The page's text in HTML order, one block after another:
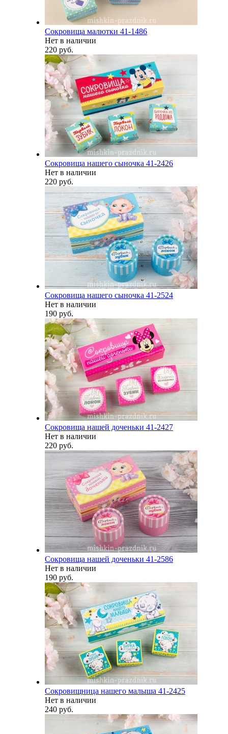
Сокровища малютки 41-1486
Нет в наличии
220 руб.
Сокровища нашего сыночка 41-2426
Нет в наличии
220 руб.
Сокровища нашего сыночка 41-2524
Нет в наличии
190 руб.
Сокровища нашей доченьки 41-2427
Нет в наличии
220 руб.
Сокровища нашей доченьки 41-2586
Нет в наличии
190 руб.
Сокровищница нашего малыша 41-2425
Нет в наличии
240 руб.